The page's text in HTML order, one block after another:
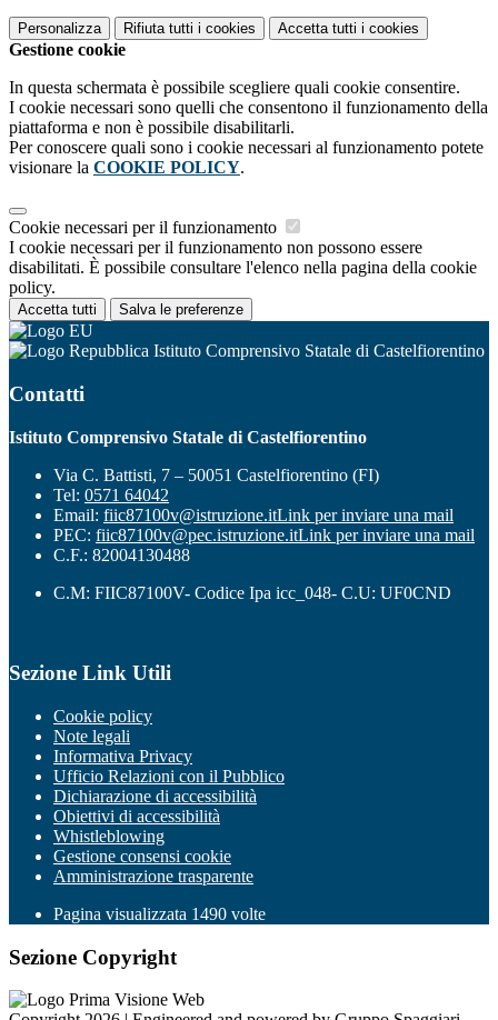
Personalizza Rifiuta tutti i cookies Accetta tutti i cookies
Gestione cookie
In questa schermata è possibile scegliere quali cookie consentire.
I cookie necessari sono quelli che consentono il funzionamento della
piattaforma e non è possibile disabilitarli.
Per conoscere quali sono i cookie necessari al funzionamento potete
visionare la COOKIE POLICY.
Cookie necessari per il funzionamento
I cookie necessari per il funzionamento non possono essere
disabilitati. È possibile consultare l'elenco nella pagina della cookie
policy.
Accetta tutti Salva le preferenze
Istituto Comprensivo Statale di Castelfiorentino
Contatti
Istituto Comprensivo Statale di Castelfiorentino
Via C. Battisti, 7 – 50051 Castelfiorentino (FI)
Tel: 0571 64042
Email: fiic87100v@istruzione.itLink per inviare una mail
PEC: fiic87100v@pec.istruzione.itLink per inviare una mail
C.F.: 82004130488
C.M: FIIC87100V- Codice Ipa icc_048- C.U: UF0CND
Sezione Link Utili
Cookie policy
Note legali
Informativa Privacy
Ufficio Relazioni con il Pubblico
Dichiarazione di accessibilità
Obiettivi di accessibilità
Whistleblowing
Gestione consensi cookie
Amministrazione trasparente
Pagina visualizzata 1490 volte
Sezione Copyright